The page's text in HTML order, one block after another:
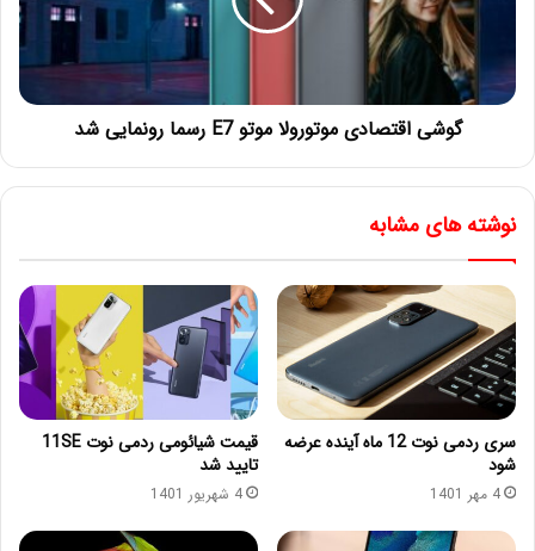
گوشی اقتصادی موتورولا موتو E7 رسما رونمایی شد
نوشته های مشابه
سری ردمی نوت 12 ماه آینده عرضه
شود
4 مهر 1401
قیمت شیائومی ردمی نوت 11SE
تایید شد
4 شهریور 1401